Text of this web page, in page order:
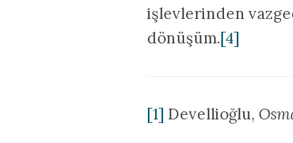
işlevlerinden
dönüşüm.[4]
[1] Devellioğlu,